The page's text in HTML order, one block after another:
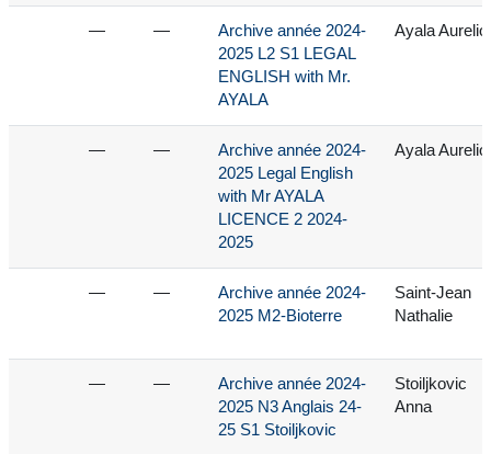
— —
Archive année 2024-
2025 L2 S1 LEGAL
ENGLISH with Mr.
AYALA
Ayala Aurelio
— —
Archive année 2024-
2025 Legal English
with Mr AYALA
LICENCE 2 2024-
2025
Ayala Aurelio
— —
Archive année 2024-
2025 M2-Bioterre
Saint-Jean
Nathalie
— —
Archive année 2024-
2025 N3 Anglais 24-
25 S1 Stoiljkovic
Stoiljkovic
Anna